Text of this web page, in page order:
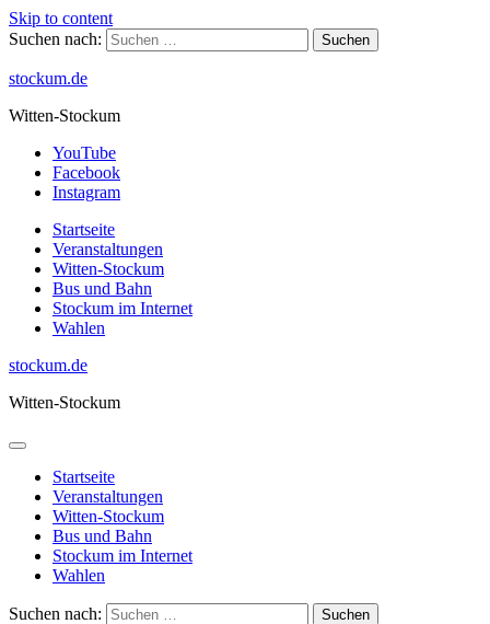
Skip to content
Suchen nach:
stockum.de
Witten-Stockum
YouTube
Facebook
Instagram
Startseite
Veranstaltungen
Witten-Stockum
Bus und Bahn
Stockum im Internet
Wahlen
stockum.de
Witten-Stockum
Startseite
Veranstaltungen
Witten-Stockum
Bus und Bahn
Stockum im Internet
Wahlen
Suchen nach: